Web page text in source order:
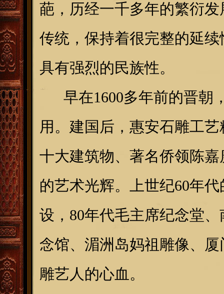
葩，历经一千多年的繁衍
传统，保持着很完整的延
具有强烈的民族性。
早在1600多年前的晋朝
用。建国后，惠安石雕工
十大建筑物、著名侨领陈
的艺术光辉。上世纪60年
设，80年代毛主席纪念堂
念馆、湄洲岛妈祖雕像、
雕艺人的心血。